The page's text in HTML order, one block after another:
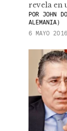
revela en
PORJOHN
ALEMANIA)
6 MAYO 2016